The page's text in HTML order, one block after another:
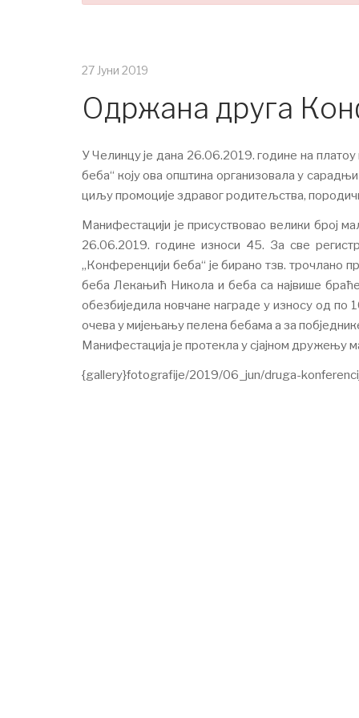
27 Јуни 2019
Одржана друга
У Челинцу је дана 26.06.2019. године на
беба“ коју ова општина организовала у
циљу промоције здравог родитељства,
Манифестацији је присуствовао велики број
26.06.2019. године износи 45. За све
„Конференцији беба“ је бирано тзв. трочлано
беба Лекањић Никола и беба са највише
обезбиједила новчане награде у износу од
очева у мијењању пелена бебама а за
Манифестација је протекла у сјајном дружењу
{gallery}fotografije/2019/06_jun/druga-